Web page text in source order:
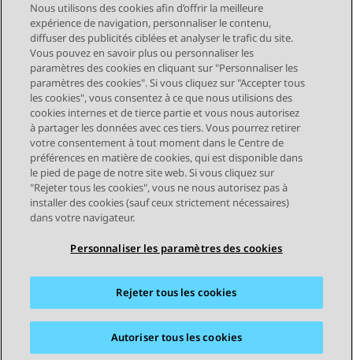
Send Feedback
Navigation par sujet
Sujet précédent Sujet suivant
STAY CONNECTED
Conditions d'utilisation
© 2026 Avaya LLC
Nous utilisons des cookies afin d’offrir la meilleure
expérience de navigation, personnaliser le contenu,
diffuser des publicités ciblées et analyser le trafic du site.
Vous pouvez en savoir plus ou personnaliser les
paramètres des cookies en cliquant sur "Personnaliser les
paramètres des cookies". Si vous cliquez sur "Accepter tous
les cookies", vous consentez à ce que nous utilisions des
cookies internes et de tierce partie et vous nous autorisez
à partager les données avec ces tiers. Vous pourrez retirer
votre consentement à tout moment dans le Centre de
préférences en matière de cookies, qui est disponible dans
le pied de page de notre site web. Si vous cliquez sur
"Rejeter tous les cookies", vous ne nous autorisez pas à
installer des cookies (sauf ceux strictement nécessaires)
dans votre navigateur.
Personnaliser les paramètres des cookies
Rejeter tous les cookies
Autoriser tous les cookies